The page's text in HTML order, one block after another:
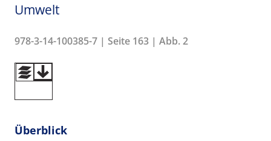
Umwelt
978-3-14-100385-7 | Seite 163 | Abb. 2
Überblick